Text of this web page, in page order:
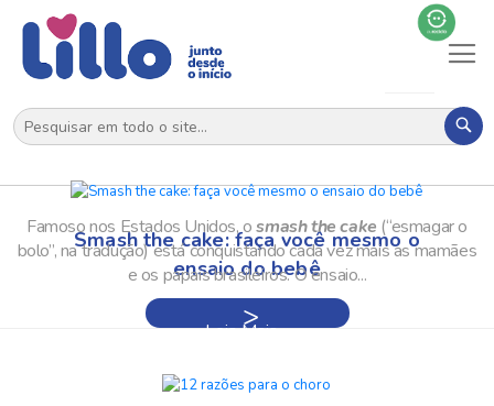
Smash the cake: faça você mesmo o
ensaio do bebê
Famoso nos Estados Unidos, osmash the cake (“esmagar o
bolo”, na tradução) está conquistando cada vez mais as mamães
e os papais brasileiros. O ensaio...
Leia Mais »